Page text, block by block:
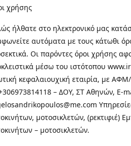
χρήσης
ήλθατε στo ηλεκτρονικό μας
αυτόματα με τους κάτωθι
Οι παρόντες όροι χρήσης
μέσω του ιστότοπου
κεφαλαιουχική εταιρία, με
– ΔΟΥ, ΣΤ Αθηνών, E-
μοτοσικλετών, (ρεκτιφιέ)
– μοτοσικλετών.